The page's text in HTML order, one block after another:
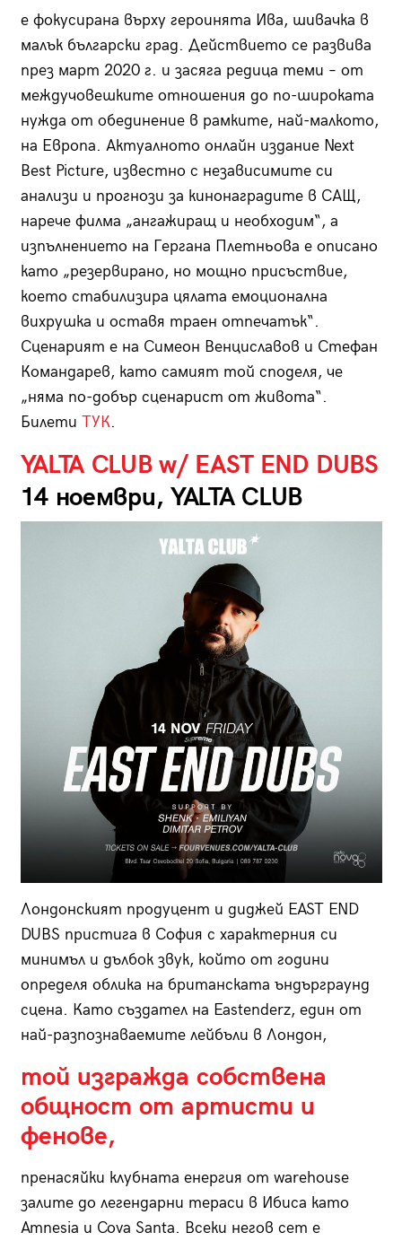
е фокусирана върху героинята Ива, шивачка в
малък български град. Действието се развива
през март 2020 г. и засяга редица теми – от
междучовешките отношения до по-широката
нужда от обединение в рамките, най-малкото,
на Европа. Актуалното онлайн издание Next
Best Picture, известно с независимите си
анализи и прогнози за кинонаградите в САЩ,
нарече филма „ангажиращ и необходим“, а
изпълнението на Гергана Плетньова е описано
като „резервирано, но мощно присъствие,
което стабилизира цялата емоционална
вихрушка и оставя траен отпечатък“.
Сценарият е на Симеон Венциславов и Стефан
Командарев, като самият той споделя, че
„няма по-добър сценарист от живота“.
Билети ТУК.
YALTA CLUB w/ ЕAST END DUBS
14 ноември, YALTA CLUB
Лондонският продуцент и диджей EAST END
DUBS пристига в София с характерния си
минимъл и дълбок звук, който от години
определя облика на британската ъндърграунд
сцена. Като създател на Eastenderz, един от
най-разпознаваемите лейбъли в Лондон,
той изгражда собствена
общност от артисти и
фенове,
пренасяйки клубната енергия от warehouse
залите до легендарни тераси в Ибиса като
Amnesia и Cova Santa. Всеки негов сет е